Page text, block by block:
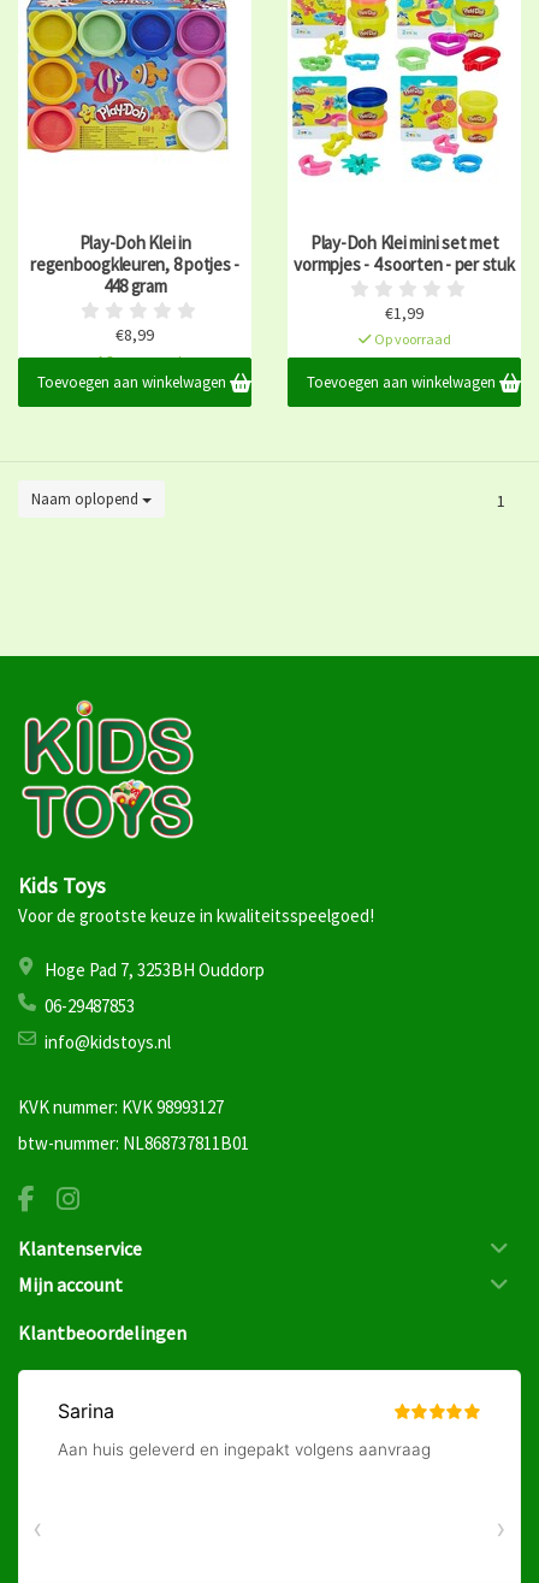
Play-Doh Klei in
regenboogkleuren, 8 potjes -
448 gram
€8,99
Op voorraad
Toevoegen aan winkelwagen
Play-Doh Klei mini set met
vormpjes - 4 soorten - per stuk
€1,99
Op voorraad
Toevoegen aan winkelwagen
Naam oplopend 1
Kids Toys
Voor de grootste keuze in kwaliteitsspeelgoed!
Hoge Pad 7, 3253BH Ouddorp
06-29487853
info@kidstoys.nl
KVK nummer: KVK 98993127
btw-nummer: NL868737811B01
Klantenservice
Mijn account
Klantbeoordelingen